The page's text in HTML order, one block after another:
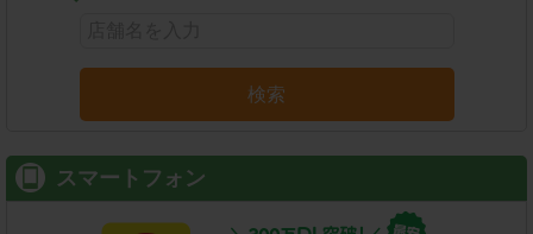
検索
スマートフォン